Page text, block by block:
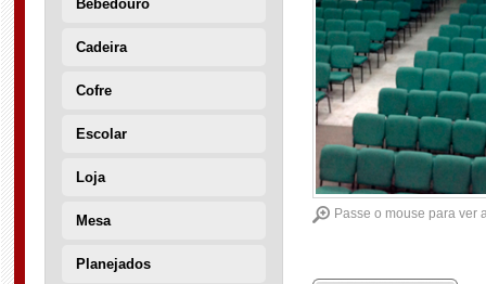
Bebedouro
Cadeira
Cofre
Escolar
Loja
Mesa
Planejados
Passe o mouse para ver